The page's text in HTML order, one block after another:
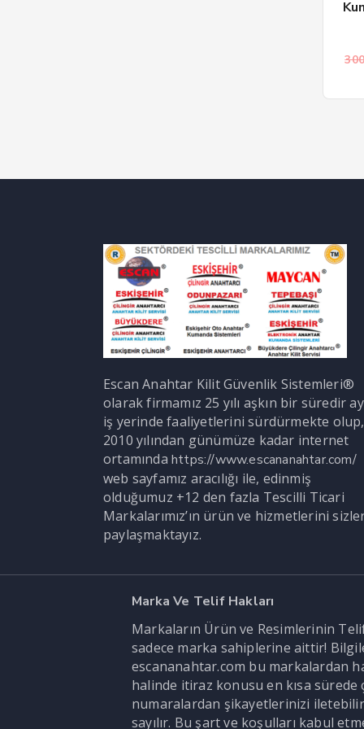
Escan Anahtar Kilit Güvenlik Sistemleri®
olarak firmamız 25 yılı aşkın bir süredir
iş yerinde faaliyetlerini sürdürmekte olup,
2010 yılından günümüze kadar internet
ortamında https://www.escananahtar.com/
web sayfamız aracılığı ile, edinmiş
olduğumuz +12 den fazla Tescilli Ticari
Markalarımız’ın ürün ve hizmetlerini
paylaşmaktayız.
Marka Ve Telif Hakları
Markaların Ürün ve Resimlerinin
sadece marka sahiplerine aittir!
escananahtar.com bu markalardan
halinde itiraz konusu en kısa sürede
numaralardan şikayetlerinizi
sayılır. Bu şart ve koşulları kabul